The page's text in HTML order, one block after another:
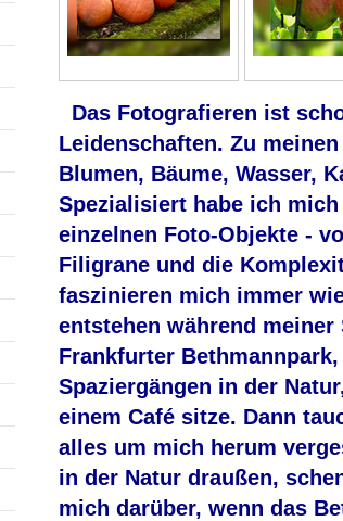
Das Fotografieren ist
Leidenschaften. Zu
Blumen, Bäume, Wasser,
Spezialisiert habe ich
einzelnen Foto-Objekte -
Filigrane und die
faszinieren mich immer
entstehen während
Frankfurter
Spaziergängen in der
einem Café sitze. Dann
alles um mich herum
in der Natur draußen,
mich darüber, wenn das